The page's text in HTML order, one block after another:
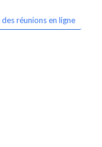
réunions en ligne